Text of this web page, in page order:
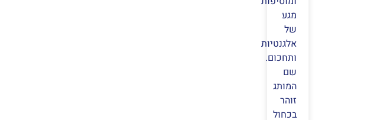
מגע
של
אלגנטיות
ותחכום.
שם
המותג
זוהר
בכחול